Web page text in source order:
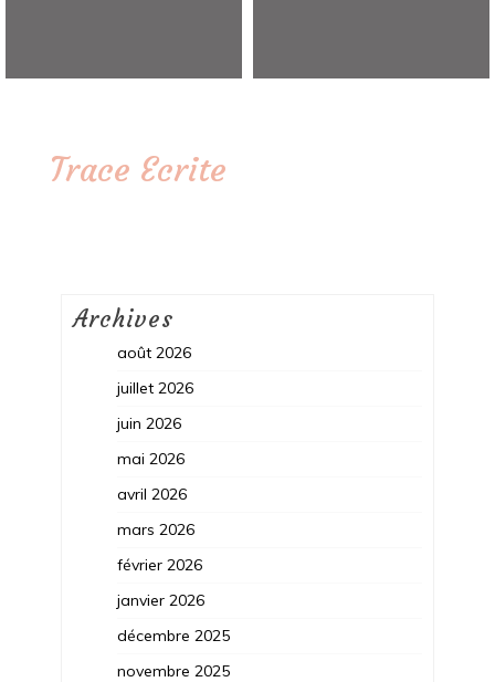
Trace Ecrite
Archives
août 2026
juillet 2026
juin 2026
mai 2026
avril 2026
mars 2026
février 2026
janvier 2026
décembre 2025
novembre 2025